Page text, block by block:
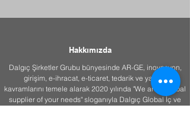
ve Kalite
Hakkımızda
Dalgıç Şirketler Grubu bünyesinde AR-GE, inovasyon,
girişim, e-ihracat, e-ticaret, tedarik ve yatırım
kavramlarını temele alarak 2020 yılında "We are a global
supplier of your needs" sloganıyla Dalgıç Global İç ve